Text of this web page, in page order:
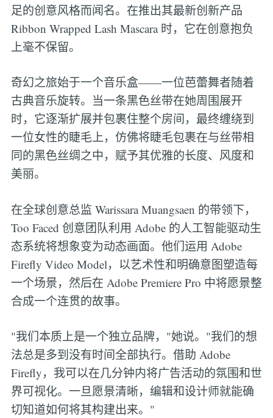
足的创意风格而闻名。在推出其最新创新产品
Ribbon Wrapped Lash Mascara 时，它在创意抱负
上毫不保留。
奇幻之旅始于一个音乐盒——一位芭蕾舞者随着
古典音乐旋转。当一条黑色丝带在她周围展开
时，它逐渐扩展并包裹住整个房间，最终缠绕到
一位女性的睫毛上，仿佛将睫毛包裹在与丝带相
同的黑色丝绸之中，赋予其优雅的长度、风度和
美丽。
在全球创意总监 Warissara Muangsaen 的带领下，
Too Faced 创意团队利用 Adobe 的人工智能驱动生
态系统将想象变为动态画面。他们运用 Adobe
Firefly Video Model，以艺术性和明确意图塑造每
一个场景，然后在 Adobe Premiere Pro 中将愿景整
合成一个连贯的故事。
"我们本质上是一个独立品牌，"她说。"我们的想
法总是多到没有时间全部执行。借助 Adobe
Firefly，我可以在几分钟内将广告活动的氛围和世
界可视化。一旦愿景清晰，编辑和设计师就能确
切知道如何将其构建出来。"